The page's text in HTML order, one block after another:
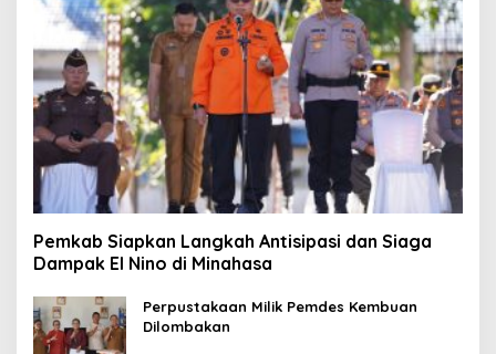
Pemkab Siapkan Langkah Antisipasi dan Siaga
Dampak El Nino di Minahasa
Perpustakaan Milik Pemdes Kembuan
Dilombakan